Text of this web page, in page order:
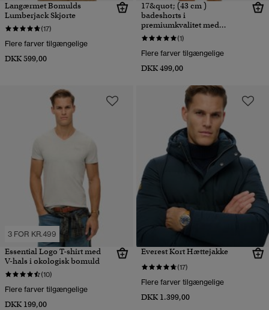
Langærmet Bomulds
Lumberjack Skjorte
(17)
Flere farver tilgængelige
DKK 599,00
17&quot; (43 cm )
badeshorts i
premiumkvalitet med
broderi
(1)
Flere farver tilgængelige
DKK 499,00
3 FOR KR.499
Essential Logo T-shirt med
V-hals i økologisk bomuld
(10)
Flere farver tilgængelige
DKK 199,00
Everest Kort Hættejakke
(17)
Flere farver tilgængelige
DKK 1.399,00